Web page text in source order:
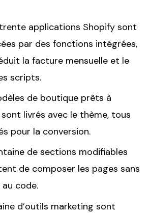
applications Shopify sont
par des fonctions intégrées,
la facture mensuelle et le
scripts.
de boutique prêts à
sont livrés avec le thème, tous
pour la conversion.
de sections modifiables
de composer les pages sans
code.
d’outils marketing sont